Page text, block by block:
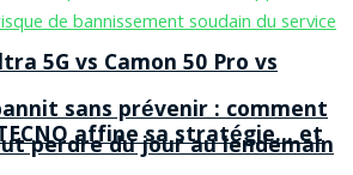
5G vs Camon 50 Pro vs
affine sa stratégie… et
sans prévenir : comment
perdre du jour au lendemain